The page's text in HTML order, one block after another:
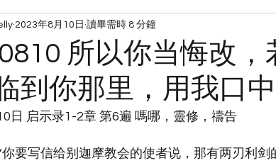
带娃读经 宋典的日常
所以你当悔改，
到你那里，用我口
2023年8月10日 讀畢需時 8 分鐘
日 启示录1-2章 第6遍 嗎哪，靈修，禱告
你要写信给别迦摩教会的使者说，那有两刃利剑